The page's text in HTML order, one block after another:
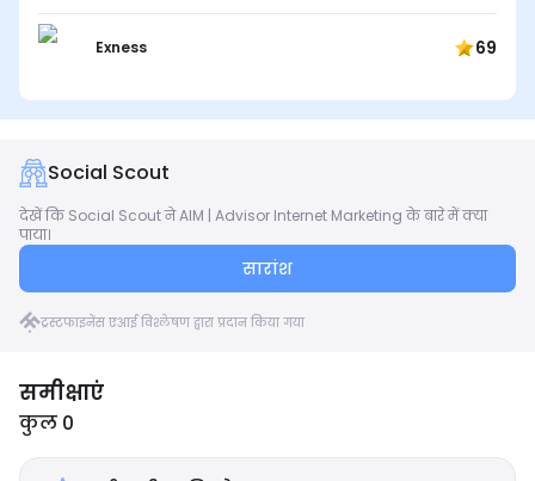
Exness 69
Social Scout
देखें कि Social Scout ने AIM | Advisor Internet Marketing के बारे में क्या
पाया।
सारांश
ट्रस्टफाइनेंस एआई विश्लेषण द्वारा प्रदान किया गया
समीक्षाएं
कुल 0